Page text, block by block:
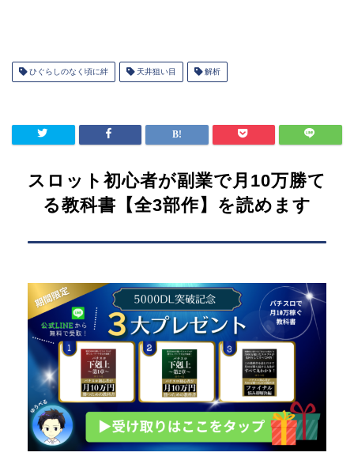
ひぐらしのなく頃に絆 天井狙い目 解析
スロット初心者が副業で月10万勝て
る教科書【全3部作】を読めます